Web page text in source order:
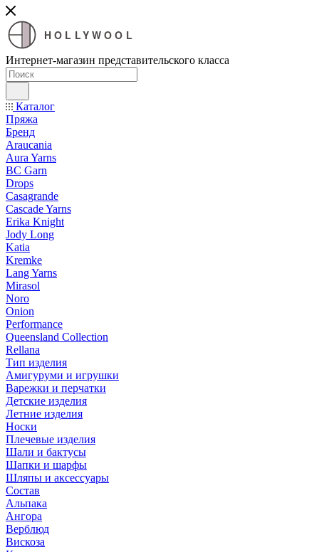
HOLLYWOOL
Интернет-магазин представительского класса
Каталог
Пряжа
Бренд
Araucania
Aura Yarns
BC Garn
Drops
Casagrande
Cascade Yarns
Erika Knight
Jody Long
Katia
Kremke
Lang Yarns
Mirasol
Noro
Onion
Performance
Queensland Collection
Rellana
Тип изделия
Амигуруми и игрушки
Варежки и перчатки
Детские изделия
Летние изделия
Носки
Плечевые изделия
Шали и бактусы
Шапки и шарфы
Шляпы и аксессуары
Состав
Альпака
Ангора
Верблюд
Вискоза